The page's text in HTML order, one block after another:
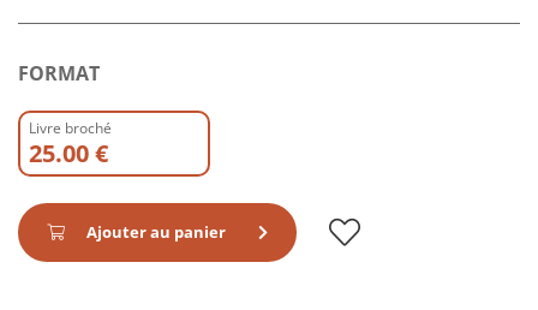
FORMAT
Livre broché
25.00 €
Ajouter au panier